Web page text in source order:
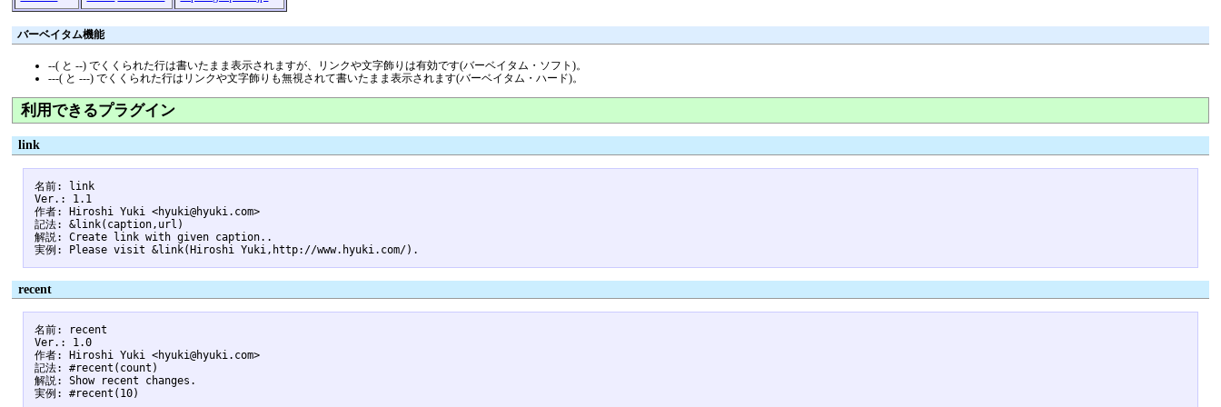
バーベイタム機能
--( と --) でくくられた行は書いたまま表示されますが、リンクや文字飾りは有効です(バーベイタム・ソフト)。
---( と ---) でくくられた行はリンクや文字飾りも無視されて書いたまま表示されます(バーベイタム・ハード)。
利用できるプラグイン
link
名前: link
Ver.: 1.1
作者: Hiroshi Yuki <hyuki@hyuki.com>
記法: &link(caption,url)
解説: Create link with given caption..
recent
名前: recent
Ver.: 1.0
作者: Hiroshi Yuki <hyuki@hyuki.com>
記法: #recent(count)
解説: Show recent changes.